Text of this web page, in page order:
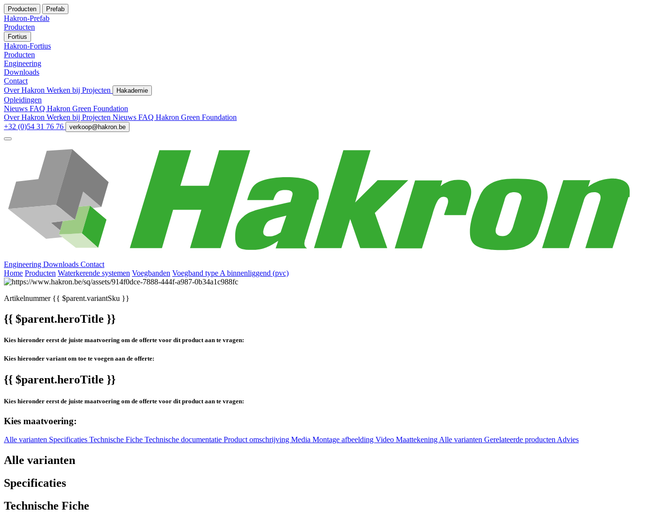
Producten Prefab
Hakron-Prefab
Producten
Fortius
Hakron-Fortius
Producten
Engineering
Downloads
Contact
Over Hakron Werken bij Projecten Hakademie
Opleidingen
Nieuws FAQ Hakron Green Foundation
Over Hakron Werken bij Projecten Nieuws FAQ Hakron Green Foundation
+32 (0)54 31 76 76
verkoop@hakron.be
Engineering Downloads Contact
Home Producten Waterkerende systemen Voegbanden Voegband type A binnenliggend (pvc)
Artikelnummer{{ $parent.variantSku }}
{{ $parent.heroTitle }}
Kies hieronder eerst de juiste maatvoering om de offerte voor dit product aan te vragen:
Kies hieronder variant om toe te voegen aan de offerte:
{{ $parent.heroTitle }}
Kies hieronder eerst de juiste maatvoering om de offerte voor dit product aan te vragen:
Kies maatvoering:
Alle varianten Specificaties Technische Fiche Technische documentatie Product omschrijving Media Montage afbeelding Video MaattekeningAlle varianten Gerelateerde productenAdvies
Alle varianten
Specificaties
Technische Fiche